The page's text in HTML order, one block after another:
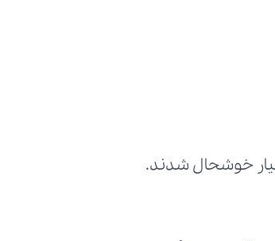
خوشحال شدند.